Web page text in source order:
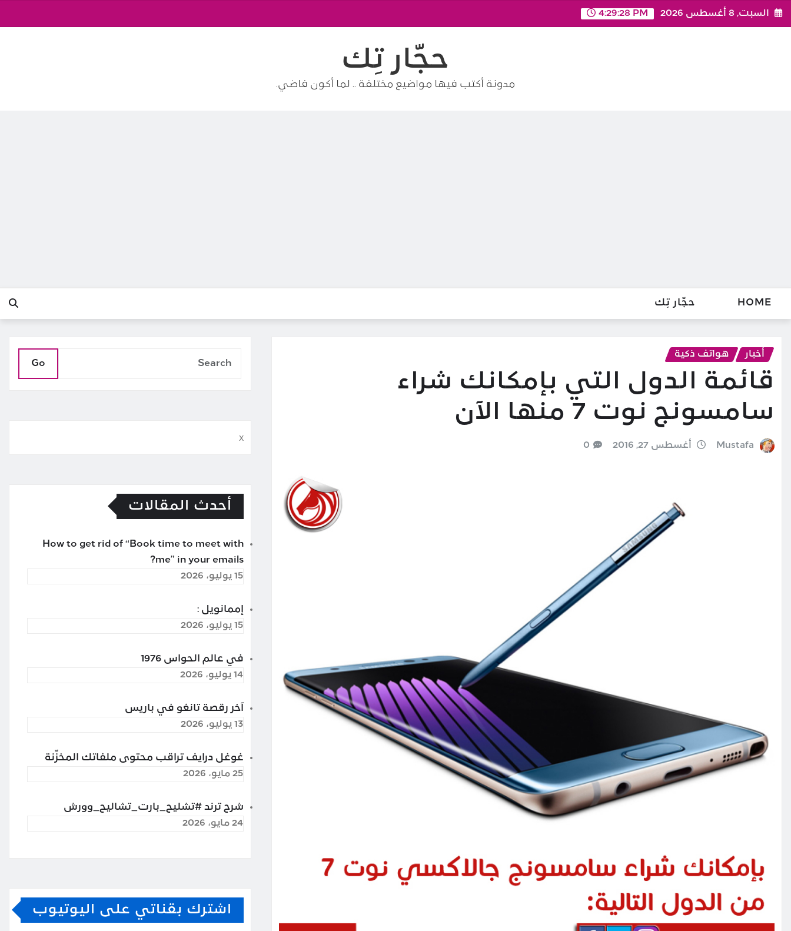
Skip
السبت, 8 أغسطس 2026 4:29:29 PM
حجّار تِك
مدونة أكتب فيها مواضيع مختلفة .. لما أكون فاضي.
HOME حجّار تِك
أخبار هواتف ذكية
قائمة الدول التي بإمكانك شراء
سامسونج نوت 7 منها الآن
Mustafa أغسطس 27, 2016 0
Go
x
أحدث المقالات
How to get rid of “Book time to meet with
me” in your emails?
15 يوليو، 2026
إممانويل :
15 يوليو، 2026
في عالم الحواس 1976
14 يوليو، 2026
آخر رقصة تانغو في باريس
13 يوليو، 2026
غوغل درايف تراقب محتوى ملفاتك المخزّنة
25 مايو، 2026
شرح ترند #تشليح_بارت_تشاليح_وورش
24 مايو، 2026
اشترك بقناتي على اليوتيوب